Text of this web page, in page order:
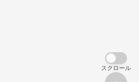
スクロール